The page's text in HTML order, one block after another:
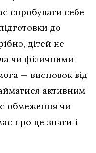
спробувати себе
до
дітей не
чи фізичними
— висновок від
активним
обмеження чи
про це знати і